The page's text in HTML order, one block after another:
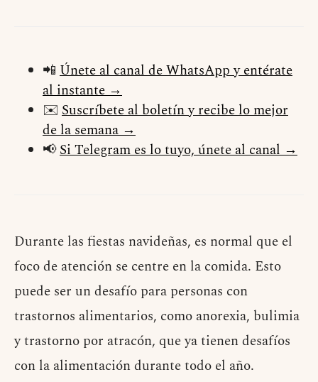
📲 Únete al canal de WhatsApp y entérate
al instante →
✉️ Suscríbete al boletín y recibe lo mejor
de la semana →
📢Si Telegram es lo tuyo, únete al canal →
Durante las fiestas navideñas, es normal que el
foco de atención se centre en la comida. Esto
puede ser un desafío para personas con
trastornos alimentarios, como anorexia, bulimia
y trastorno por atracón, que ya tienen desafíos
con la alimentación durante todo el año.